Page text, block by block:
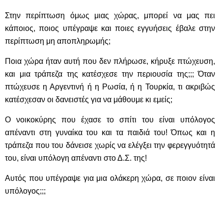
Στην περίπτωση όμως μιας χώρας, μπορεί να μας πει
κάποιος, ποιος υπέγραψε και ποιες εγγυήσεις έβαλε στην
περίπτωση μη αποπληρωμής;
Ποια χώρα ήταν αυτή που δεν πλήρωσε, κήρυξε πτώχευση,
και μια τράπεζα της κατέσχεσε την περιουσία της;;; Όταν
πτώχευσε η Αργεντινή ή η Ρωσία, ή η Τουρκία, τι ακριβώς
κατέσχεσαν οι δανειστές για να μάθουμε κι εμείς;
O νοικοκύρης που έχασε το σπίτι του είναι υπόλογος
απέναντι στη γυναίκα του και τα παιδιά του! Όπως και η
τράπεζα που του δάνεισε χωρίς να ελέγξει την φερεγγυότητά
του, είναι υπόλογη απέναντι στο Δ.Σ. της!
Αυτός που υπέγραψε για μια ολάκερη χώρα, σε ποιον είναι
υπόλογος;;;